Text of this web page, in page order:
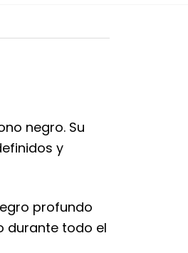
negro. Su
y
profundo
durante todo el